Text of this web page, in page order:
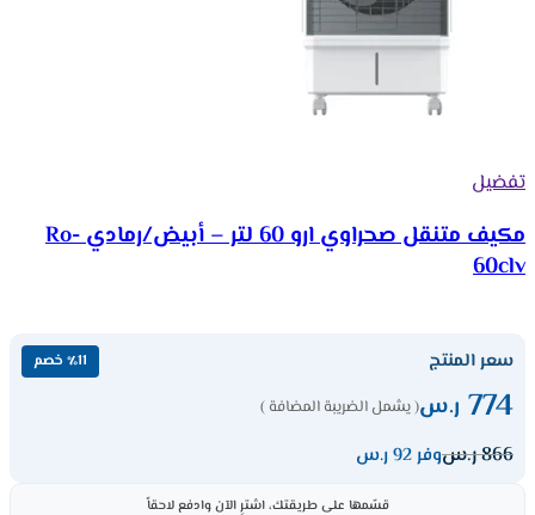
تفضيل
مكيف متنقل صحراوي ارو 60 لتر – أبيض/رمادي Ro-
60clv
سعر المنتج ٪11 خصم
774 ر.س( يشمل الضريبة المضافة )
866ر.سوفر 92 ر.س
قسّمها على طريقتك، اشترِ الآن وادفع لاحقاً